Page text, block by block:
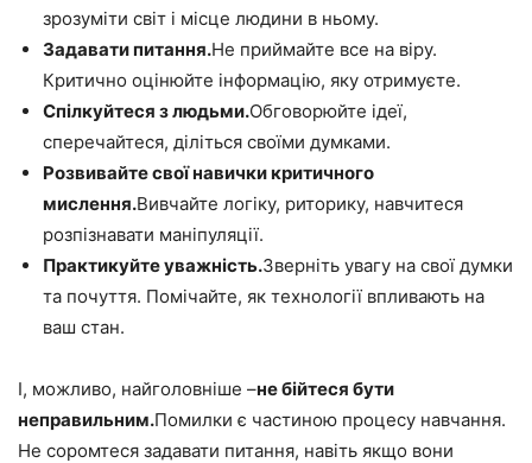
зрозуміти світ і місце людини в ньому.
Задавати питання.Не приймайте все на віру.
Критично оцінюйте інформацію, яку отримуєте.
Спілкуйтеся з людьми.Обговорюйте ідеї,
сперечайтеся, діліться своїми думками.
Розвивайте свої навички критичного
мислення.Вивчайте логіку, риторику, навчитеся
розпізнавати маніпуляції.
Практикуйте уважність.Зверніть увагу на свої думки
та почуття. Помічайте, як технології впливають на
ваш стан.
І, можливо, найголовніше –не бійтеся бути
неправильним.Помилки є частиною процесу навчання.
Не соромтеся задавати питання, навіть якщо вони